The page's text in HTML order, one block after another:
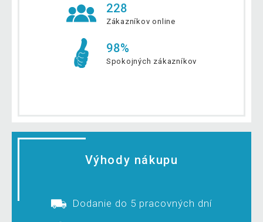
228
Zákazníkov online
98%
Spokojných zákazníkov
Výhody nákupu
Dodanie do 5 pracovných dní